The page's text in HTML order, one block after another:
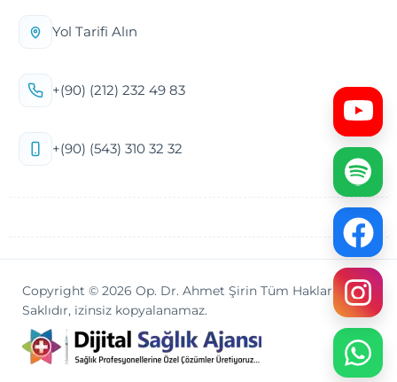
Yol Tarifi Alın
+(90) (212) 232 49 83
+(90) (543) 310 32 32
Copyright © 2026 Op. Dr. Ahmet Şirin Tüm Hakları
Saklıdır, izinsiz kopyalanamaz.